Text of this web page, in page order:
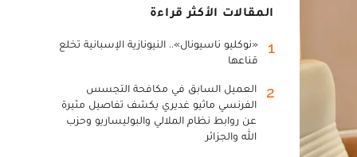
المقالات الأكثر قراءة
1
«نوكليو ناسيونال».. النيونازية الإسبانية تخلع
قناعها
2
العميل السابق في مكافحة التجسس
الفرنسي ماثيو غديري يكشف تفاصيل مثيرة
عن روابط نظام الملالي والبوليساريو وحزب
الله والجزائر